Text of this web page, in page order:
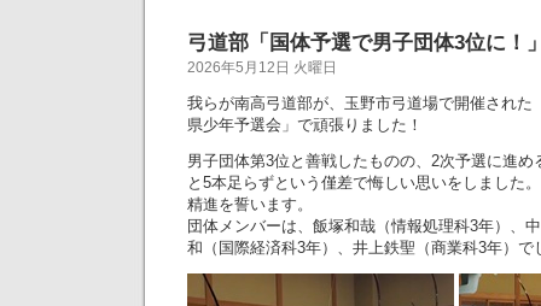
弓道部「国体予選で男子団体3位に！
2026年5月12日 火曜日
我らが南高弓道部が、玉野市弓道場で開催された
県少年予選会」で頑張りました！
男子団体第3位と善戦したものの、2次予選に進
と5本足らずという僅差で悔しい思いをしました
精進を誓います。
団体メンバーは、飯塚和哉（情報処理科3年）、
和（国際経済科3年）、井上鉄聖（商業科3年）で